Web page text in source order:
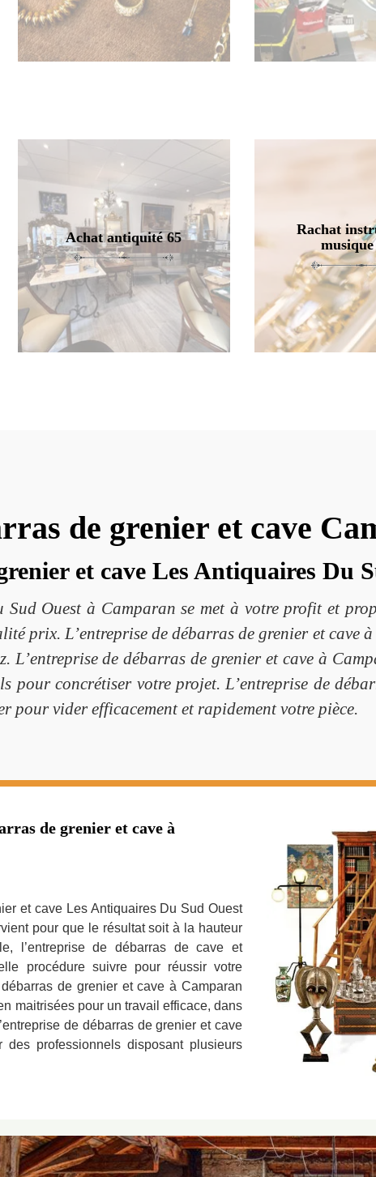
Achat antiquité 65
Rachat
de grenier et cave
et cave Les Antiquaires Du
Sud Ouest à Camparan se met à votre profit et
prix. L’entreprise de débarras de grenier et cave
L’entreprise de débarras de grenier et cave à
pour concrétiser votre projet. L’entreprise de
pour vider efficacement et rapidement votre pièce.
de grenier et cave à
et cave Les Antiquaires Du Sud Ouest
pour que le résultat soit à la hauteur
l’entreprise de débarras de cave et
procédure suivre pour réussir votre
de grenier et cave à Camparan
maitrisées pour un travail efficace, dans
de débarras de grenier et cave
professionnels disposant plusieurs